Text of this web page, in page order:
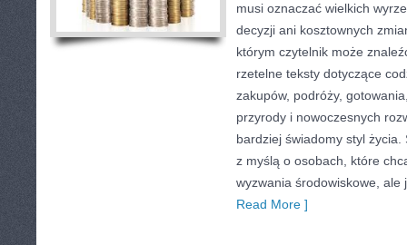
musi oznaczać wielkich
decyzji ani kosztownych
którym czytelnik może
rzetelne teksty dotyczące
zakupów, podróży,
przyrody i nowoczesnych
bardziej świadomy styl życia.
z myślą o osobach, które
wyzwania środowiskowe, ale
Read More ]